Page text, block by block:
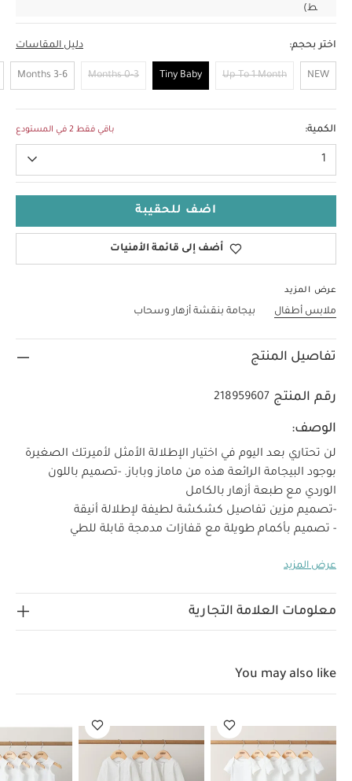
ط)
اختر بحجم: دليل المقاسات
NEW
Up To 1 Month
Tiny Baby
0-3 Months
3-6 Months
الكمية: باقي فقط 2 في المستودع
1
اضف للحقيبة
أضف إلى قائمة الأمنيات
عرض المزيد
ملابس أطفال بيجامة بنقشة أزهار وسحاب
تفاصيل المنتج
رقم المنتج 218959607
الوصف:
لن تحتاري بعد اليوم في اختيار الإطلالة الأمثل لأميرتك الصغيرة
بوجود البيجامة الرائعة هذه من ماماز وباباز. -تصميم باللون
الوردي مع طبعة أزهار بالكامل
-تصميم مزين تفاصيل كشكشة لطيفة لإطلالة أنيقة
- تصميم بأكمام طويلة مع قفازات مدمجة قابلة للطي
- أقدام مدمجة لمزيد من الراحة
البيجامة المزينة بطبعة أزهار بين الراحة والتصميم العملي. تتميز
تنظيف عند درجة حرارة 40
يُمنع استخدام
المبيّض
تجفيف بالمجفف بدرجة حرارة منخفضة
كي بدرجة
حرارة منخفضة
يُمنع التنظيف الجاف
تُنظف الألوان
الداكنة بشكل منفصل
قد يعجبك أيضاً:
طقم ألبسة قطعة واحدة
عرض المزيد
معلومات العلامة التجارية
You may also like